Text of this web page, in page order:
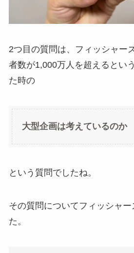
2つ目の質問は、フィッシャー
者数が1,000万人を超えるとい
た時の
大型企画は考えているのか
という質問でしたね。
その質問についてフィッシャ
た。